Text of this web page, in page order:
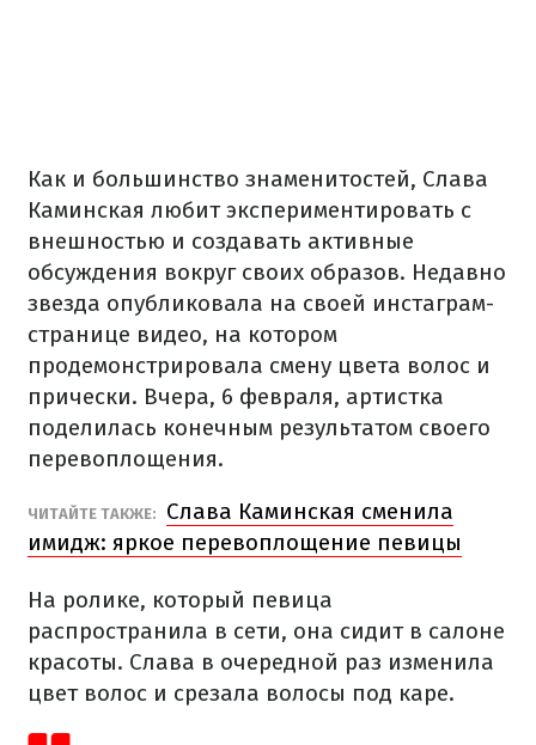
Как и большинство знаменитостей, Слава
Каминская любит экспериментировать с
внешностью и создавать активные
обсуждения вокруг своих образов. Недавно
звезда опубликовала на своей инстаграм-
странице видео, на котором
продемонстрировала смену цвета волос и
прически. Вчера, 6 февраля, артистка
поделилась конечным результатом своего
перевоплощения.
ЧИТАЙТЕ ТАКЖЕ:
Слава Каминская сменила
имидж: яркое перевоплощение певицы
На ролике, который певица
распространила в сети, она сидит в салоне
красоты. Слава в очередной раз изменила
цвет волос и срезала волосы под каре.